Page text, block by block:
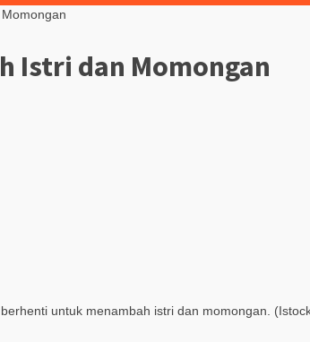
Istri dan Momongan
untuk menambah istri dan momongan.